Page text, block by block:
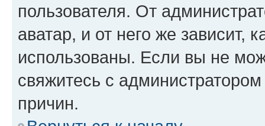
пользователя. От
аватар, и от него же зависит,
использованы. Если вы не
свяжитесь с
причин.